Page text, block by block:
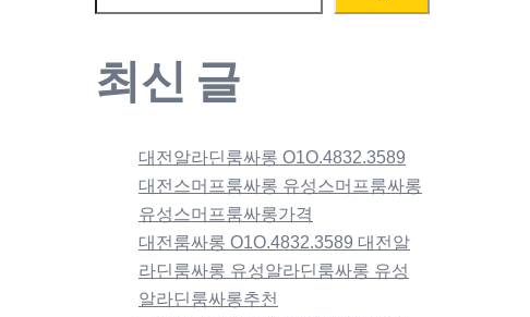
최신 글
대전알라딘룸싸롱 O1O.4832.3589
대전스머프룸싸롱 유성스머프룸싸롱
유성스머프룸싸롱가격
대전룸싸롱 O1O.4832.3589 대전알
라딘룸싸롱 유성알라딘룸싸롱 유성
알라딘룸싸롱추천